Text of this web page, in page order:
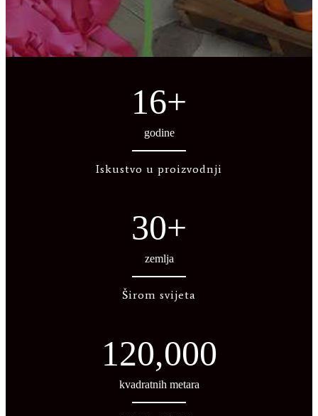
16+
godine
Iskustvo u proizvodnji
30+
zemlja
Širom svijeta
120,000
kvadratnih metara